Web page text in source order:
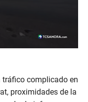
tráfico complicado en
proximidades de la